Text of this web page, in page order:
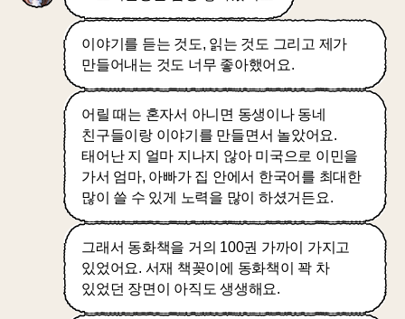
이야기를 듣는 것도, 읽는 것도 그리고 제가
만들어내는 것도 너무 좋아했어요.
어릴 때는 혼자서 아니면 동생이나 동네
친구들이랑 이야기를 만들면서 놀았어요.
태어난 지 얼마 지나지 않아 미국으로 이민을
가서 엄마, 아빠가 집 안에서 한국어를 최대한
많이 쓸 수 있게 노력을 많이 하셨거든요.
그래서 동화책을 거의 100권 가까이 가지고
있었어요. 서재 책꽂이에 동화책이 꽉 차
있었던 장면이 아직도 생생해요.